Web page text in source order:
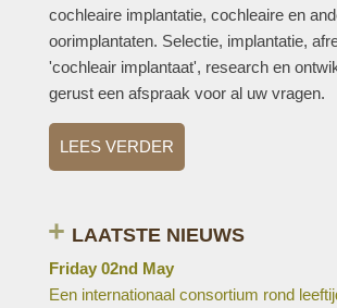
cochleaire implantatie, cochleaire en
oorimplantaten. Selectie, implantatie,
'cochleair implantaat', research en
gerust een afspraak voor al uw vragen.
LEES VERDER
LAATSTE NIEUWS
Friday 02nd May
Een internationaal consortium rond